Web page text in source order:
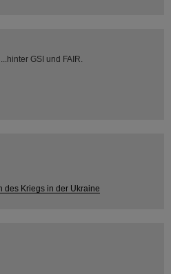
...hinter GSI und FAIR.
des Kriegs in der Ukraine